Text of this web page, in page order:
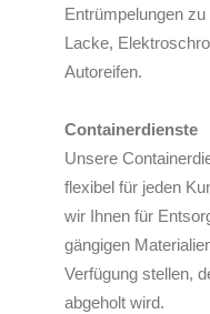
Entrümpelungen
Lacke,
Autoreifen.
Containerdienste
Unsere
flexibel für jeden
wir Ihnen für
gängigen
Verfügung stellen,
abgeholt wird.